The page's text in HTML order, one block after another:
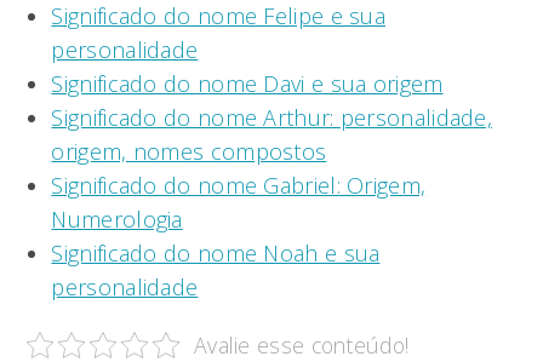
Significado do nome Felipe e sua
personalidade
Significado do nome Davi e sua origem
Significado do nome Arthur: personalidade,
origem, nomes compostos
Significado do nome Gabriel: Origem,
Numerologia
Significado do nome Noah e sua
personalidade
Avalie esse conteúdo!